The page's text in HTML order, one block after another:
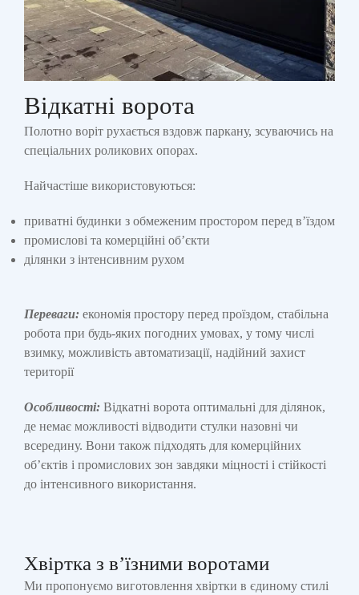
Відкатні ворота
Полотно воріт рухається вздовж паркану, зсуваючись на
спеціальних роликових опорах.
Найчастіше використовуються:
приватні будинки з обмеженим простором перед в’їздом
промислові та комерційні об’єкти
ділянки з інтенсивним рухом
Переваги: економія простору перед проїздом, стабільна
робота при будь-яких погодних умовах, у тому числі
взимку, можливість автоматизації, надійний захист
території
Особливості: Відкатні ворота оптимальні для ділянок,
де немає можливості відводити стулки назовні чи
всередину. Вони також підходять для комерційних
об’єктів і промислових зон завдяки міцності і стійкості
до інтенсивного використання.
Хвіртка з в’їзними воротами
Ми пропонуємо виготовлення хвіртки в єдиному стилі